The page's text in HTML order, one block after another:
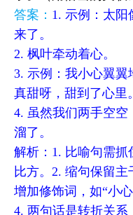
答案： 1. 示例：太阳
来了。
2. 枫叶牵动着心。
3. 示例：我小心翼
真甜呀，甜到了心里。
4. 虽然我们两手空
溜了。
解析：1. 比喻句需
比方。2. 缩句保留
增加修饰词，如“小
4. 两句话是转折关